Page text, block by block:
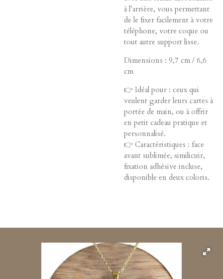
à l’arrière, vous permettant
de le fixer facilement à votre
téléphone, votre coque ou
tout autre support lisse.
Dimensions : 9,7 cm / 6,6
cm
👉 Idéal pour : ceux qui
veulent garder leurs cartes à
portée de main, ou à offrir
en petit cadeau pratique et
personnalisé.
👉 Caractéristiques : face
avant sublimée, similicuir,
fixation adhésive incluse,
disponible en deux coloris.